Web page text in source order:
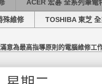
ACER 宏碁 全系列筆電
殊維修 TOSHIBA 東芝
意為最高指導原則的電腦維修